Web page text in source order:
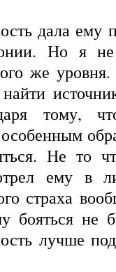
дала ему
Но я
же
тому,
особенным
Не то
ему в
страха
бояться
лучше